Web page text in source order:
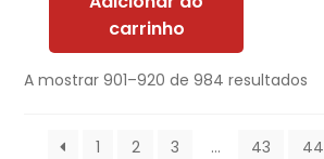
carrinho
A mostrar 901–920 de 984 resultados
1 2 3 … 43 44